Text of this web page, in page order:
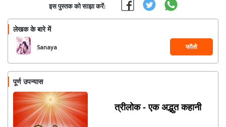
इस पुस्तक को साझा करें:
लेखक के बारे में
Sanaya फॉलो
पूर्ण उपन्यास
त्रीलोक - एक अद्भुत कहानी